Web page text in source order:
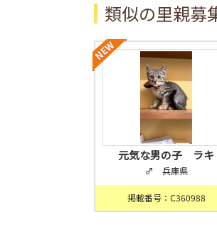
類似の里親募
元気な男の子 ラキ
♂ 兵庫県
掲載番号：C360988